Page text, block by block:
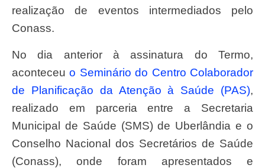
realização de eventos intermediados pelo
Conass.
No dia anterior à assinatura do Termo,
aconteceuo Seminário do Centro Colaborador
de Planificação da Atenção à Saúde (PAS),
realizado em parceria entre a Secretaria
Municipal de Saúde (SMS) de Uberlândia e o
Conselho Nacional dos Secretários de Saúde
(Conass), onde foram apresentados e